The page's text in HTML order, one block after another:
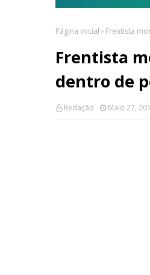
Página inicial Frentista
Frentista
dentro de
Redação Maio 27,